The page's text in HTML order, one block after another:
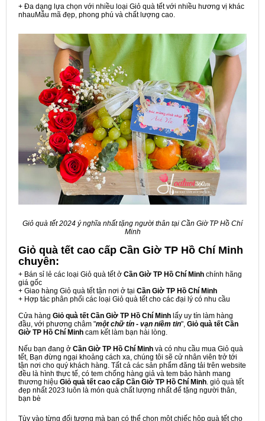
+ Đa dạng lựa chọn với nhiều loại Giỏ quà tết với nhiều hương vị khác
nhauMẫu mã đẹp, phong phú và chất lượng cao.
Giỏ quà tết 2024 ý nghĩa nhất tặng người thân tại Cần Giờ TP Hồ Chí
Minh
Giỏ quà tết cao cấp Cần Giờ TP Hồ Chí Minh
chuyên:
+ Bán sỉ lẻ các loại Giỏ quà tết ở Cần Giờ TP Hồ Chí Minh chính hãng
giá gốc
+ Giao hàng Giỏ quà tết tận nơi ở tại Cần Giờ TP Hồ Chí Minh
+ Hợp tác phân phối các loại Giỏ quà tết cho các đại lý có nhu cầu
Cửa hàng Giỏ quà tết Cần Giờ TP Hồ Chí Minh lấy uy tín làm hàng
đầu, với phương châm "một chữ tín - vạn niềm tin", Giỏ quà tết Cần
Giờ TP Hồ Chí Minh cam kết làm bạn hài lòng.
Nếu bạn đang ở Cần Giờ TP Hồ Chí Minh và có nhu cầu mua Giỏ quà
tết, Bạn đừng ngại khoảng cách xa, chúng tôi sẽ cử nhân viên trở tới
tận nơi cho quý khách hàng. Tất cả các sản phẩm đăng tải trên website
đều là hình thực tế, có tem chống hàng giả và tem bảo hành mang
thương hiệu Giỏ quà tết cao cấp Cần Giờ TP Hồ Chí Minh. giỏ quà tết
đẹp nhất 2023 luôn là món quà chất lượng nhất để tặng người thân,
bạn bè
Tùy vào từng đối tượng mà bạn có thể chọn một chiếc hộp quà tết cho